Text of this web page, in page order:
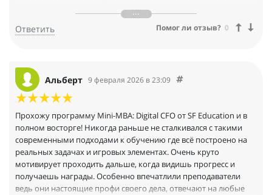
выстраивать финансовую стратегию, оценивать риски и
эффективно распределять ресурсы. Благодарен
действительно меняет мышление и открывает новые
горизонты!
Ответить Помог ли отзыв? 0
Альберт 9 февраля 2026 в 23:09
Прохожу программу Mini-MBA: Digital CFO от SF Education и в
полном восторге! Никогда раньше не сталкивался с такими
современными подходами к обучению где всё построено на
реальных задачах и игровых элементах. Очень круто
мотивирует проходить дальше, когда видишь прогресс и
получаешь награды. Особенно впечатлили преподаватели
ведь они настоящие профи своего дела, отвечают на любые